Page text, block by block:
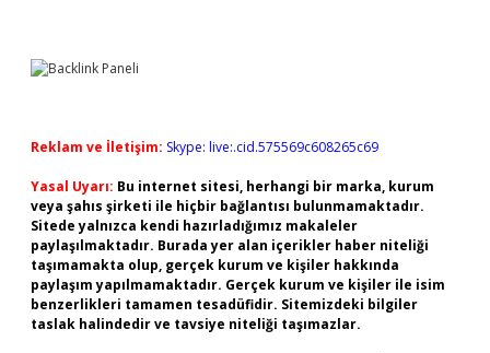
Reklam ve İletişim: Skype: live:.cid.575569c608265c69
Yasal Uyarı: Bu internet sitesi, herhangi bir marka, kurum
veya şahıs şirketi ile hiçbir bağlantısı bulunmamaktadır.
Sitede yalnızca kendi hazırladığımız makaleler
paylaşılmaktadır. Burada yer alan içerikler haber niteliği
taşımamakta olup, gerçek kurum ve kişiler hakkında
paylaşım yapılmamaktadır. Gerçek kurum ve kişiler ile isim
benzerlikleri tamamen tesadüfidir. Sitemizdeki bilgiler
taslak halindedir ve tavsiye niteliği taşımazlar.